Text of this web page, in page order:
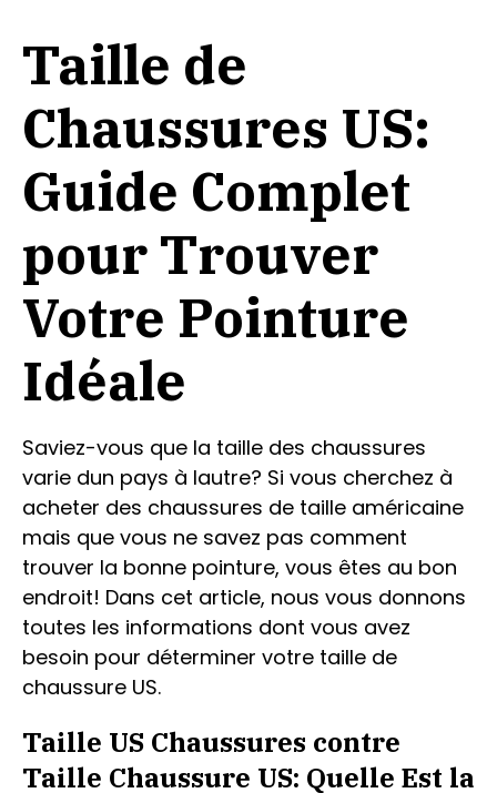
Taille de
Chaussures US:
Guide Complet
pour Trouver
Votre Pointure
Idéale
Saviez-vous que la taille des chaussures
varie dun pays à lautre? Si vous cherchez à
acheter des chaussures de taille américaine
mais que vous ne savez pas comment
trouver la bonne pointure, vous êtes au bon
endroit! Dans cet article, nous vous donnons
toutes les informations dont vous avez
besoin pour déterminer votre taille de
chaussure US.
Taille US Chaussures contre
Taille Chaussure US: Quelle Est la